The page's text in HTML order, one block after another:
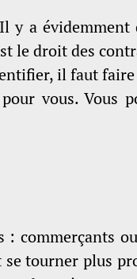
y a
le droit des
il faut
vous. Vous
commerçants
tourner plus